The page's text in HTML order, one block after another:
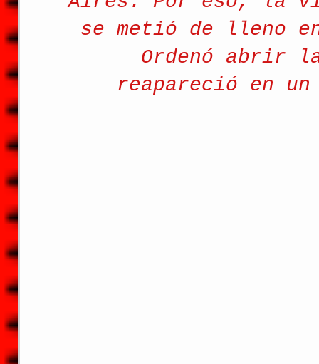
se metió de lleno
Ordenó abrir
reapareció en